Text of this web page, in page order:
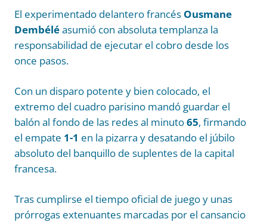
El experimentado delantero francés Ousmane
Dembéléasumió con absoluta templanza la
responsabilidad de ejecutar el cobro desde los
once pasos.
Con un disparo potente y bien colocado, el
extremo del cuadro parisino mandó guardar el
balón al fondo de las redes al minuto65, firmando
el empate 1-1 en la pizarra y desatando el júbilo
absoluto del banquillo de suplentes de la capital
francesa.
Tras cumplirse el tiempo oficial de juego y unas
prórrogas extenuantes marcadas por el cansancio